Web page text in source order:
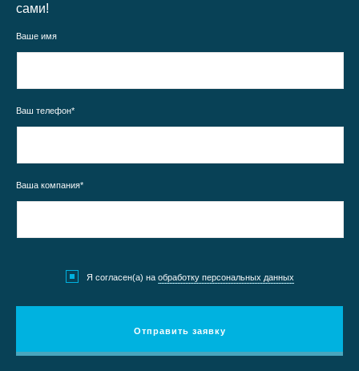
сами!
Ваше имя
Ваш телефон*
Ваша компания*
Я согласен(а) на обработку персональных данных
Отправить заявку